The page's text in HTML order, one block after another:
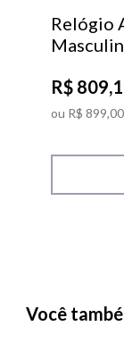
Relógio
R$ 809,
ou R$ 899,00
Você